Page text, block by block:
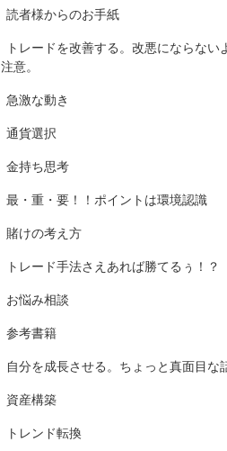
読者様からのお手紙
トレードを改善する。改悪にならない
注意。
急激な動き
通貨選択
金持ち思考
最・重・要！！ポイントは環境認識
賭けの考え方
トレード手法さえあれば勝てるぅ！？
お悩み相談
参考書籍
自分を成長させる。ちょっと真面目な
資産構築
トレンド転換